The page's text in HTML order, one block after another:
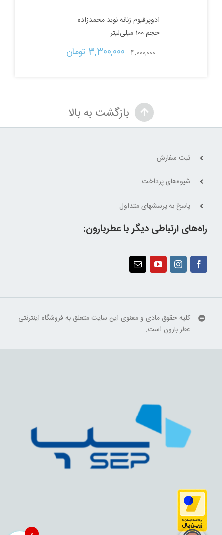
ادوپرفیوم زنانه نوید محمدزاده
حجم 100 میلی‌لیتر
4,000,000 قیمت
بود.
3,300,000 تومان
بازگشت به بالا
ثبت سفارش
شیوه‌های پرداخت
پاسخ به پرسشهای متداول
راه‌های ارتباطی دیگر با عطربارون:
کلیه حقوق مادی و معنوی این سایت متعلق به فروشگاه اینترنتی
عطر بارون است.